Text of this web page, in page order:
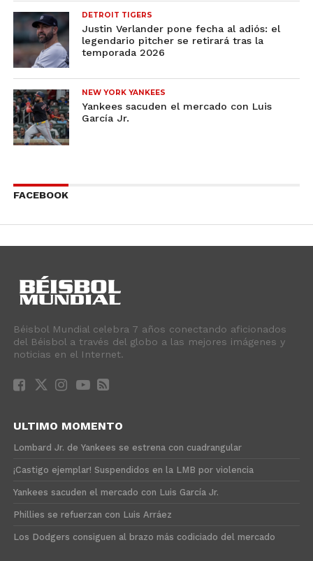
DETROIT TIGERS
Justin Verlander pone fecha al adiós: el
legendario pitcher se retirará tras la
temporada 2026
NEW YORK YANKEES
Yankees sacuden el mercado con Luis
García Jr.
FACEBOOK
Béisbol Mundial celebra 7 años conectando aficionados
del Béisbol a través del globo a las mejores imágenes y
noticias en el Internet.
ULTIMO MOMENTO
Lombard Jr. de Yankees se estrena con cuadrangular
¡Castigo ejemplar! Suspendidos en la LMB por violencia
Yankees sacuden el mercado con Luis García Jr.
Phillies se refuerzan con Luis Arráez
Los Dodgers consiguen al brazo más codiciado del mercado